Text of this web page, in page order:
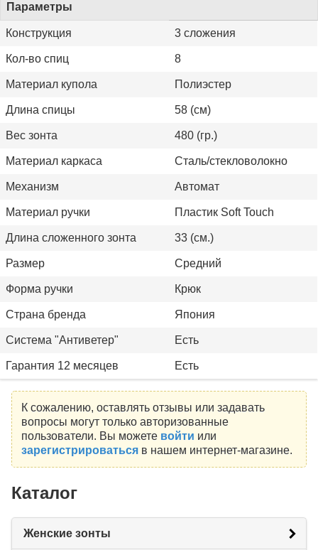
Параметры
Конструкция 3 сложения
Кол-во спиц 8
Материал купола Полиэстер
Длина спицы 58 (см)
Вес зонта 480 (гр.)
Материал каркаса Сталь/стекловолокно
Механизм Автомат
Материал ручки Пластик Soft Touch
Длина сложенного зонта 33 (см.)
Размер Средний
Форма ручки Крюк
Страна бренда Япония
Система "Антиветер" Есть
Гарантия 12 месяцев Есть
К сожалению, оставлять отзывы или задавать
вопросы могут только авторизованные
пользователи. Вы можете войти или
зарегистрироватьсяв нашем интернет-магазине.
Каталог
Женские зонты